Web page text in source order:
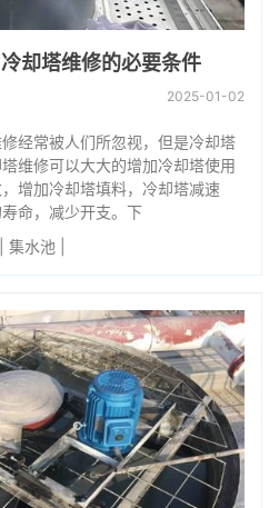
却塔维修的必要条件
2025-01-02
经常被人们所忽视，但是冷却塔
维修可以大大的增加冷却塔使用
增加冷却塔填料，冷却塔减速
命，减少开支。下
集水池